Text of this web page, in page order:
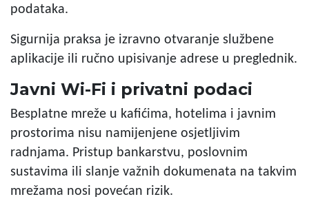
podataka.
Sigurnija praksa je izravno otvaranje službene
aplikacije ili ručno upisivanje adrese u preglednik.
Javni Wi-Fi i privatni podaci
Besplatne mreže u kafićima, hotelima i javnim
prostorima nisu namijenjene osjetljivim
radnjama. Pristup bankarstvu, poslovnim
sustavima ili slanje važnih dokumenata na takvim
mrežama nosi povećan rizik.